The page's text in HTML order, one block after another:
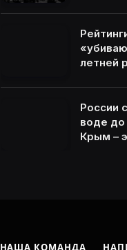
летней
России
воде до
Крым –
НАША КОМАНДА